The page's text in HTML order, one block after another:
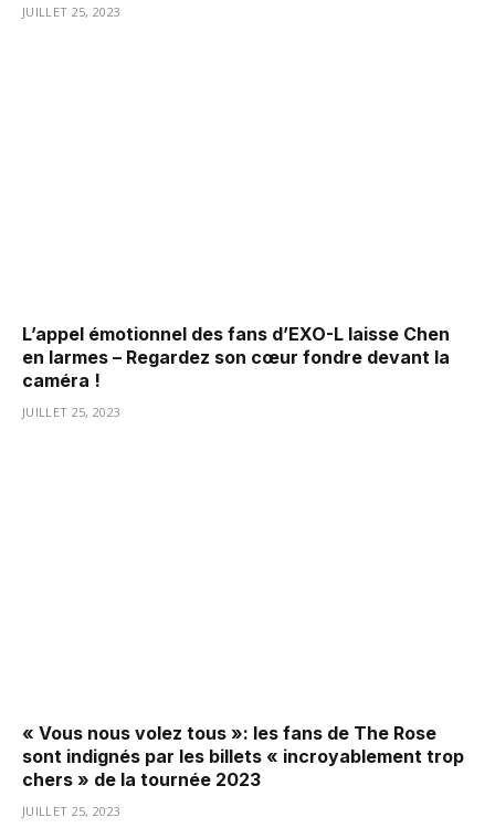
JUILLET 25, 2023
L’appel émotionnel des fans d’EXO-L laisse Chen
en larmes – Regardez son cœur fondre devant la
caméra !
JUILLET 25, 2023
« Vous nous volez tous »: les fans de The Rose
sont indignés par les billets « incroyablement trop
chers » de la tournée 2023
JUILLET 25, 2023